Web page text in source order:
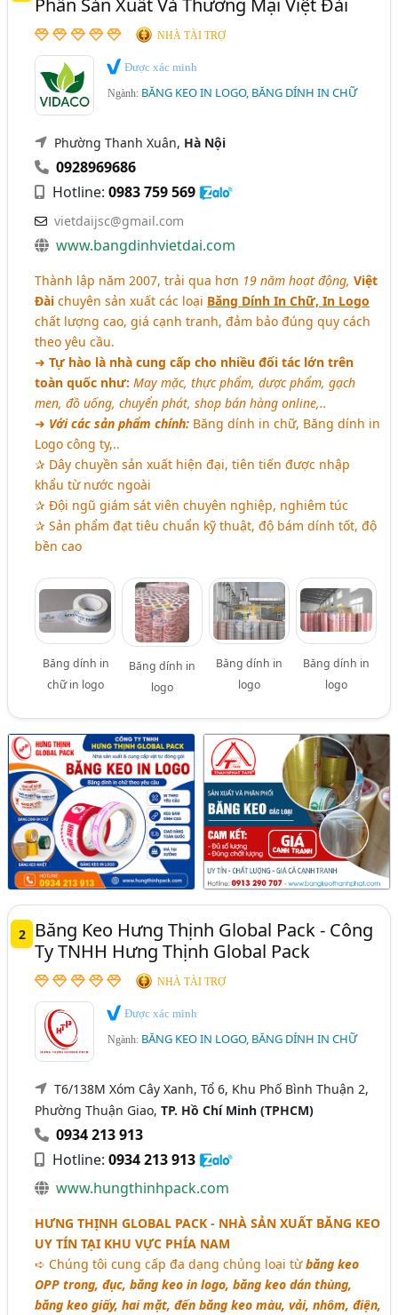
Quảng Nam
Quảng Ngãi
NHÀ TÀI TRỢ
Được xác minh
Ngành: BĂNG KEO IN LOGO, BĂNG DÍNH IN CHỮ
Phường Thanh Xuân, Hà Nội
0928969686
Hotline:0983 759 569
vietdaijsc@gmail.com
www.bangdinhvietdai.com
Thành lập năm 2007, trải qua hơn 19 năm hoạt động,Việt
Đàichuyên sản xuất các loại Băng Dính In Chữ, In Logo
chất lượng cao, giá cạnh tranh, đảm bảo đúng quy cách
theo yêu cầu.
➜ Tự hào là nhà cung cấp cho nhiều đối tác lớn trên
toàn quốc như:May mặc, thực phẩm, dược phẩm, gạch
men, đồ uống, chuyển phát, shop bán hàng online,..
➜ Với các sản phẩm chính: Băng dính in chữ, Băng dính in
Logo công ty,..
✰ Dây chuyền sản xuất hiện đại, tiên tiến được nhập
khẩu từ nước ngoài
✰ Đội ngũ giám sát viên chuyên nghiệp, nghiêm túc
✰ Sản phẩm đạt tiêu chuẩn kỹ thuật, độ bám dính tốt, độ
bền cao
Băng dính in
chữ in logo
Băng dính in
logo
Băng dính in
logo
Băng dính in
logo
2
Băng Keo Hưng Thịnh Global Pack - Công
Ty TNHH Hưng Thịnh Global Pack
NHÀ TÀI TRỢ
Được xác minh
Ngành: BĂNG KEO IN LOGO, BĂNG DÍNH IN CHỮ
T6/138M Xóm Cây Xanh, Tổ 6, Khu Phố Bình Thuận 2,
Phường Thuận Giao,TP. Hồ Chí Minh (TPHCM)
0934 213 913
Hotline:0934 213 913
www.hungthinhpack.com
HƯNG THỊNH GLOBAL PACK - NHÀ SẢN XUẤT BĂNG KEO
UY TÍN TẠI KHU VỰC PHÍA NAM
➪ Chúng tôi cung cấp đa dạng chủng loại từbăng keo
OPP trong, đục, băng keo in logo, băng keo dán thùng,
băng keo giấy, hai mặt, đến băng keo màu, vải, nhôm, điện,